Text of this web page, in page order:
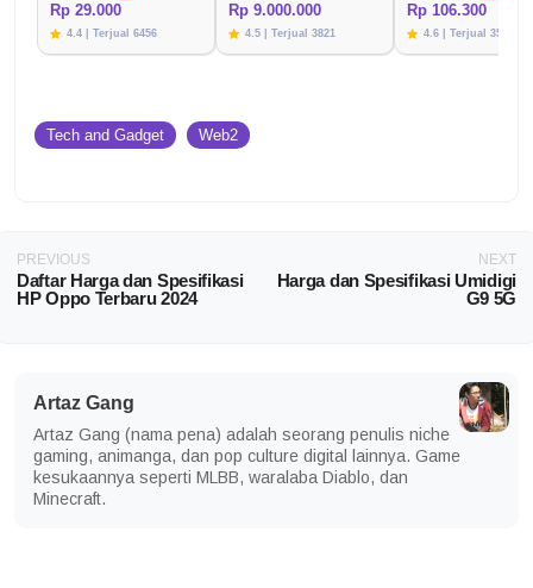
Rp 29.000
4.4 | Terjual 6456
Rp 9.000.000
4.5 | Terjual 3821
Rp 106.300
4.6 | Terjual 3576
Tech and Gadget Web2
PREVIOUS
Daftar Harga dan Spesifikasi
HP Oppo Terbaru 2024
NEXT
Harga dan Spesifikasi Umidigi
G9 5G
Artaz Gang
Artaz Gang (nama pena) adalah seorang penulis niche
gaming, animanga, dan pop culture digital lainnya. Game
kesukaannya seperti MLBB, waralaba Diablo, dan
Minecraft.